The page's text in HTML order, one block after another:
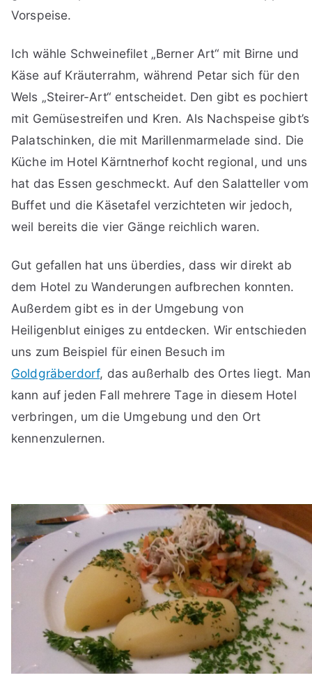
Vorspeise.
Ich wähle Schweinefilet „Berner Art“ mit Birne und
Käse auf Kräuterrahm, während Petar sich für den
Wels „Steirer-Art“ entscheidet. Den gibt es pochiert
mit Gemüsestreifen und Kren. Als Nachspeise gibt’s
Palatschinken, die mit Marillenmarmelade sind. Die
Küche im Hotel Kärntnerhof kocht regional, und uns
hat das Essen geschmeckt. Auf den Salatteller vom
Buffet und die Käsetafel verzichteten wir jedoch,
weil bereits die vier Gänge reichlich waren.
Gut gefallen hat uns überdies, dass wir direkt ab
dem Hotel zu Wanderungen aufbrechen konnten.
Außerdem gibt es in der Umgebung von
Heiligenblut einiges zu entdecken. Wir entschieden
uns zum Beispiel für einen Besuch im
Goldgräberdorf, das außerhalb des Ortes liegt. Man
kann auf jeden Fall mehrere Tage in diesem Hotel
verbringen, um die Umgebung und den Ort
kennenzulernen.